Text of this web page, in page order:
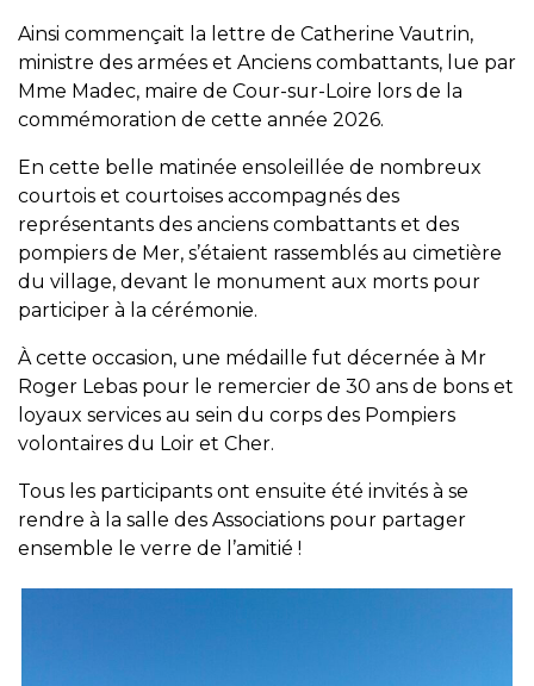
Ainsi commençait la lettre de Catherine Vautrin,
ministre des armées et Anciens combattants, lue par
Mme Madec, maire de Cour-sur-Loire lors de la
commémoration de cette année 2026.
En cette belle matinée ensoleillée de nombreux
courtois et courtoises accompagnés des
représentants des anciens combattants et des
pompiers de Mer, s’étaient rassemblés au cimetière
du village, devant le monument aux morts pour
participer à la cérémonie.
À cette occasion, une médaille fut décernée à Mr
Roger Lebas pour le remercier de 30 ans de bons et
loyaux services au sein du corps des Pompiers
volontaires du Loir et Cher.
Tous les participants ont ensuite été invités à se
rendre à la salle des Associations pour partager
ensemble le verre de l’amitié !